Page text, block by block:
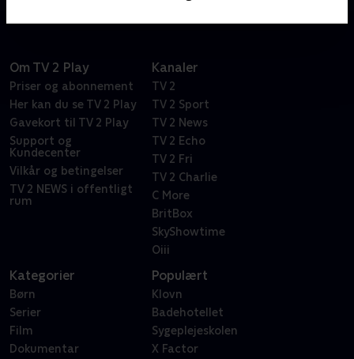
Om TV 2 Play
Priser og abonnement
Her kan du se TV 2 Play
Gavekort til TV 2 Play
Support og
Kundecenter
Vilkår og betingelser
TV 2 NEWS i offentligt
rum
Kanaler
TV 2
TV 2 Sport
TV 2 News
TV 2 Echo
TV 2 Fri
TV 2 Charlie
C More
BritBox
SkyShowtime
Oiii
Kategorier
Børn
Serier
Film
Dokumentar
Populært
Klovn
Badehotellet
Sygeplejeskolen
X Factor